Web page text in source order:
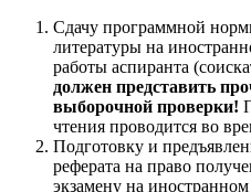
Сдачу программной
литературы на
работы аспиранта
должен представить
выборочной проверки!
чтения проводится во
Подготовку и
реферата на право
экзамену на